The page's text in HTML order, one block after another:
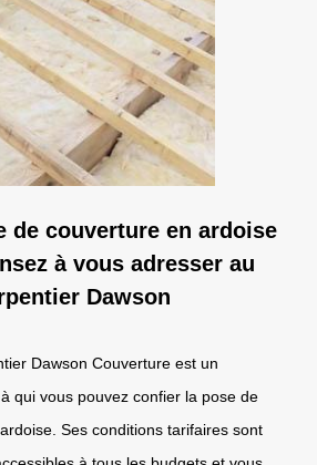
de couverture en ardoise
à vous adresser au
Dawson
Dawson Couverture est un
qui vous pouvez confier la pose de
Ses conditions tarifaires sont